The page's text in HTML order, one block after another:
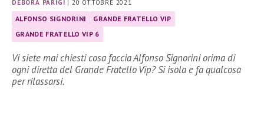
DEBORA PARIGI | 20 OTTOBRE 2021
ALFONSO SIGNORINI
GRANDE FRATELLO VIP
GRANDE FRATELLO VIP 6
Vi siete mai chiesti cosa faccia Alfonso Signorini orima di
ogni diretta del Grande Fratello Vip? Si isola e fa qualcosa
per rilassarsi.